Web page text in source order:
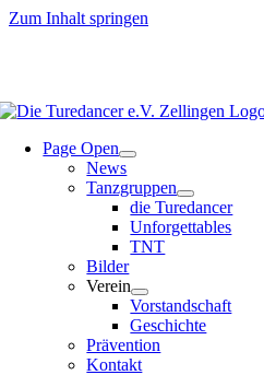
Zum Inhalt springen
Page Open
News
Tanzgruppen
die Turedancer
Unforgettables
TNT
Bilder
Verein
Vorstandschaft
Geschichte
Prävention
Kontakt